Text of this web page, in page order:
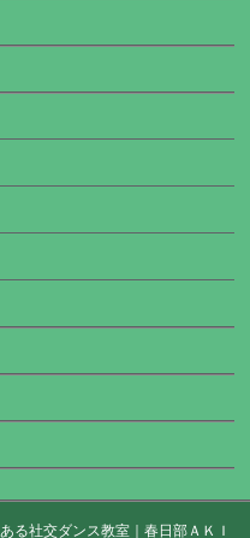
る社交ダンス教室｜春日部ＡＫＩ